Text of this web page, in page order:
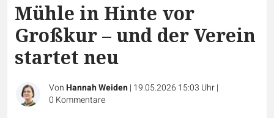
Mühle in Hinte vor
Großkur – und der Verein
startet neu
VonHannah Weiden| 19.05.2026 15:03 Uhr|
0 Kommentare